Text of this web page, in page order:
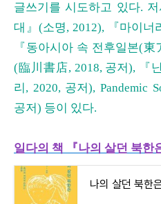
글쓰기를 시도하고 있다.
대』(소명, 2012), 『마이너
『동아시아 속 전후일본(
(臨川書店, 2018, 공저), 『
리, 2020, 공저), Pandemic
공저) 등이 있다.
일다의 책 『나의 살던 북한
나의 살던 북한